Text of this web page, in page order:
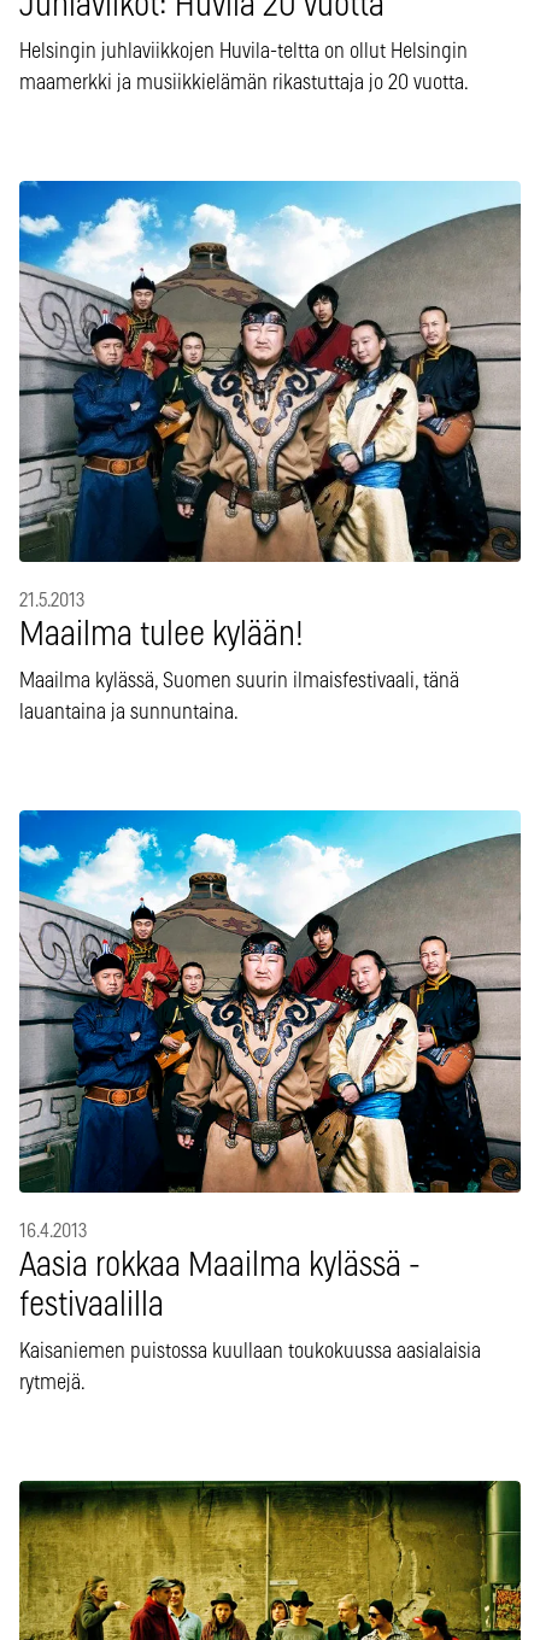
Helsingin juhlaviikkojen Huvila-teltta on ollut Helsingin
maamerkki ja musiikkielämän rikastuttaja jo 20 vuotta.
21.5.2013
Maailma tulee kylään!
Maailma kylässä, Suomen suurin ilmaisfestivaali, tänä
lauantaina ja sunnuntaina.
16.4.2013
Aasia rokkaa Maailma kylässä -
festivaalilla
Kaisaniemen puistossa kuullaan toukokuussa aasialaisia
rytmejä.